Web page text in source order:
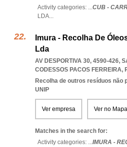
Activity categories: ...CUB -
LDA...
Imura - Recolha De
Lda
AV DESPORTIVA 30, 4590-426,
CODESSOS PACOS FERREIRA,
Recolha de outros resíduos não
UNIP
Ver empresa Ver no Mapa
Matches in the search for:
Activity categories: ...IMURA -